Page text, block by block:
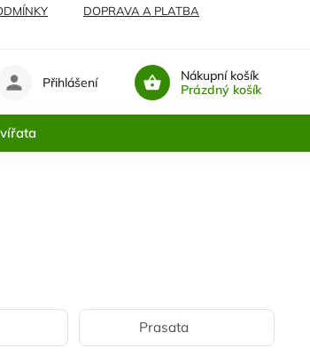
DOPRAVA A PLATBA
Nákupní košík
Prázdný košík
Přihlášení
Prasata